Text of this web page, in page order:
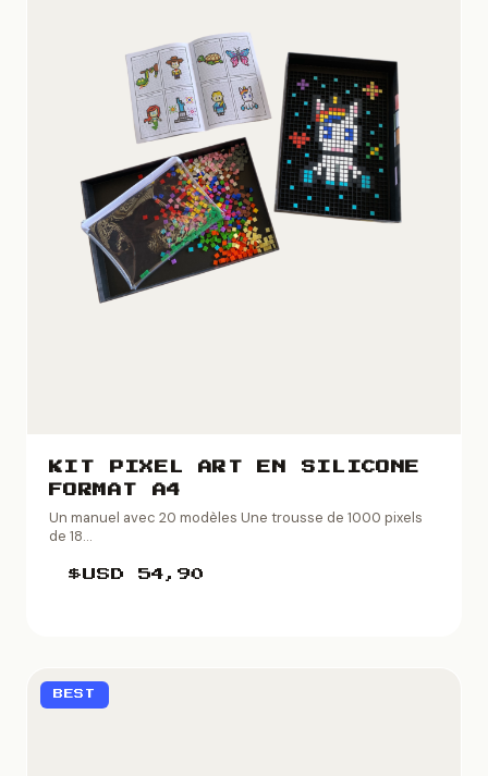
KIT PIXEL ART EN SILICONE
FORMAT A4
Un manuel avec 20 modèles Une trousse de 1000 pixels
de 18...
$USD54,90
BEST